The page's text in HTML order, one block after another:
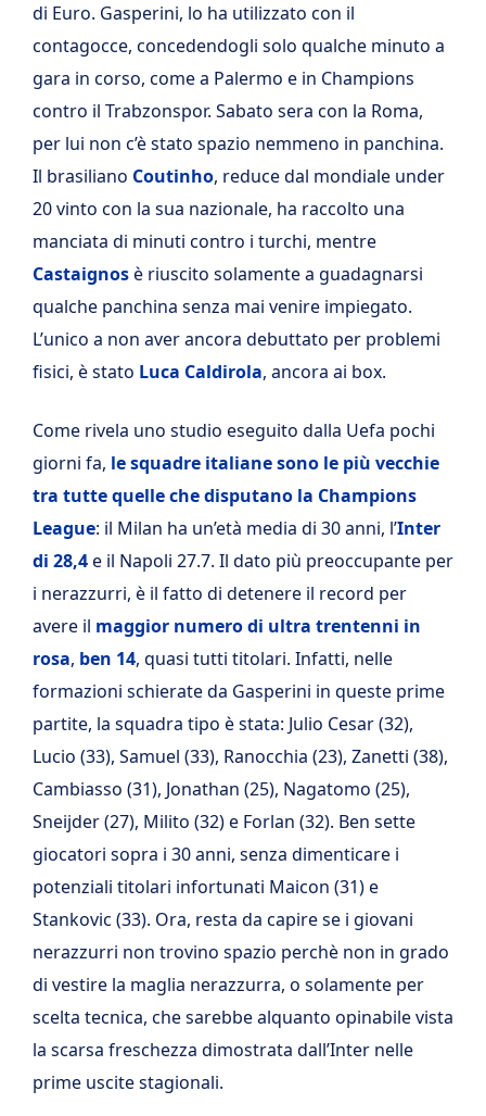
di Euro. Gasperini, lo ha utilizzato con il
contagocce, concedendogli solo qualche minuto a
gara in corso, come a Palermo e in Champions
contro il Trabzonspor. Sabato sera con la Roma,
per lui non c’è stato spazio nemmeno in panchina.
Il brasiliano Coutinho, reduce dal mondiale under
20 vinto con la sua nazionale, ha raccolto una
manciata di minuti contro i turchi, mentre
Castaignosè riuscito solamente a guadagnarsi
qualche panchina senza mai venire impiegato.
L’unico a non aver ancora debuttato per problemi
fisici, è stato Luca Caldirola, ancora ai box.
Come rivela uno studio eseguito dalla Uefa pochi
giorni fa, le squadre italiane sono le più vecchie
tra tutte quelle che disputano la Champions
League: il Milan ha un’età media di 30 anni, l’Inter
di 28,4e il Napoli 27.7. Il dato più preoccupante per
i nerazzurri, è il fatto di detenere il record per
avere il maggior numero di ultra trentenni in
rosa, ben 14, quasi tutti titolari. Infatti, nelle
formazioni schierate da Gasperini in queste prime
partite, la squadra tipo è stata: Julio Cesar (32),
Lucio (33), Samuel (33), Ranocchia (23), Zanetti (38),
Cambiasso (31), Jonathan (25), Nagatomo (25),
Sneijder (27), Milito (32) e Forlan (32). Ben sette
giocatori sopra i 30 anni, senza dimenticare i
potenziali titolari infortunati Maicon (31) e
Stankovic (33). Ora, resta da capire se i giovani
nerazzurri non trovino spazio perchè non in grado
di vestire la maglia nerazzurra, o solamente per
scelta tecnica, che sarebbe alquanto opinabile vista
la scarsa freschezza dimostrata dall’Inter nelle
prime uscite stagionali.